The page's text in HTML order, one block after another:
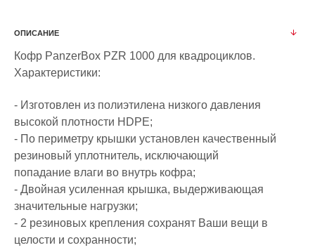
ОПИСАНИЕ
Кофр PanzerBox PZR 1000 для квадроциклов.
Характеристики:
- Изготовлен из полиэтилена низкого давления
высокой плотности HDPE;
- По периметру крышки установлен качественный
резиновый уплотнитель, исключающий
попадание влаги во внутрь кофра;
- Двойная усиленная крышка, выдерживающая
значительные нагрузки;
- 2 резиновых крепления сохранят Ваши вещи в
целости и сохранности;